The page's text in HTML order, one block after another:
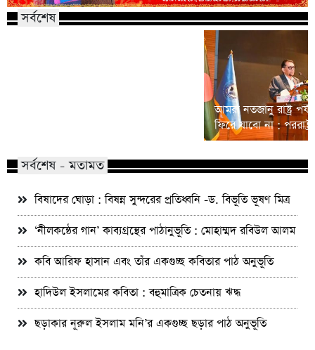
সর্বশেষ
আমরা নতজানু রাষ্ট্র
ফিরে যাবো না :
সর্বশেষ - মতামত
বিষাদের ঘোড়া : বিষন্ন সুন্দরের প্রতিধ্বনি -ড. বিভূতি ভূষণ মিত্র
‘নীলকন্ঠের গান’ কাব্যগ্রন্থের পাঠানুভূতি : মোহাম্মদ রবিউল আলম
কবি আরিফ হাসান এবং তাঁর একগুচ্ছ কবিতার পাঠ অনুভূতি
হাদিউল ইসলামের কবিতা : বহুমাত্রিক চেতনায় ঋদ্ধ
ছড়াকার নূরুল ইসলাম মনি’র একগুচ্ছ ছড়ার পাঠ অনুভূতি